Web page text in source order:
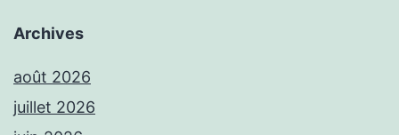
Archives
août 2026
juillet 2026